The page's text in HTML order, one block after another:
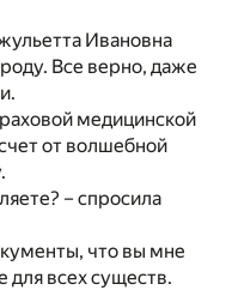
Ивановна
Все верно, даже
медицинской
от волшебной
– спросила
что вы мне
для всех существ.